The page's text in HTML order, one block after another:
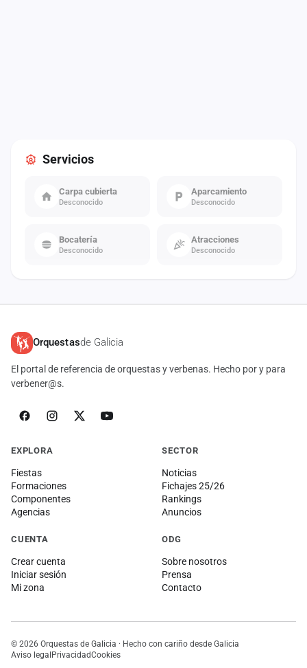
Servicios
Carpa cubierta
Desconocido
Aparcamiento
Desconocido
Bocatería
Desconocido
Atracciones
Desconocido
Orquestasde Galicia
El portal de referencia de orquestas y verbenas. Hecho por y para
verbener@s.
EXPLORA
Fiestas
Formaciones
Componentes
Agencias
SECTOR
Noticias
Fichajes 25/26
Rankings
Anuncios
CUENTA
Crear cuenta
Iniciar sesión
Mi zona
ODG
Sobre nosotros
Prensa
Contacto
© 2026 Orquestas de Galicia · Hecho con cariño desde Galicia
Aviso legalPrivacidadCookies